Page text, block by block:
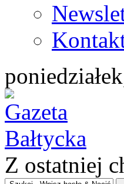
Z ostatniej